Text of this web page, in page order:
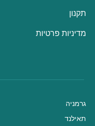
תקנון
מדיניות פרטיות
גרמניה
תאילנד